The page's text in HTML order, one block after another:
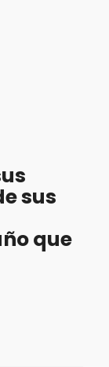
sus
que